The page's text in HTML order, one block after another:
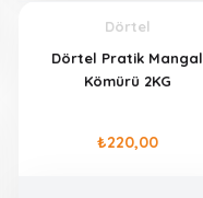
Dörtel
Dörtel Pratik Mangal
Kömürü 2KG
₺220,00